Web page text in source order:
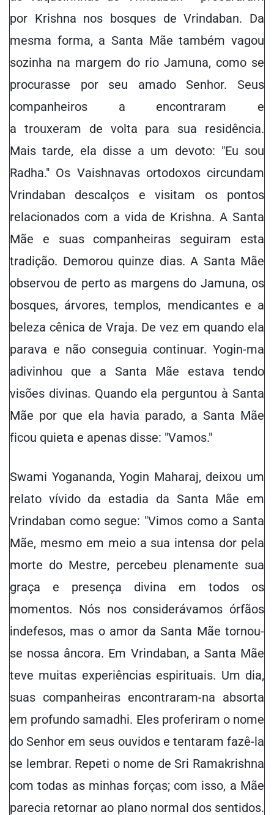
por Krishna nos bosques de Vrindaban. Da
mesma forma, a Santa Mãe também vagou
sozinha na margem do rio Jamuna, como se
procurasse por seu amado Senhor. Seus
companheiros a encontraram e
a trouxeram de volta para sua residência.
Mais tarde, ela disse a um devoto: "Eu sou
Radha." Os Vaishnavas ortodoxos circundam
Vrindaban descalços e visitam os pontos
relacionados com a vida de Krishna. A Santa
Mãe e suas companheiras seguiram esta
tradição. Demorou quinze dias. A Santa Mãe
observou de perto as margens do Jamuna, os
bosques, árvores, templos, mendicantes e a
beleza cênica de Vraja. De vez em quando ela
parava e não conseguia continuar. Yogin-ma
adivinhou que a Santa Mãe estava tendo
visões divinas. Quando ela perguntou à Santa
Mãe por que ela havia parado, a Santa Mãe
ficou quieta e apenas disse: "Vamos."
Swami Yogananda, Yogin Maharaj, deixou um
relato vívido da estadia da Santa Mãe em
Vrindaban como segue: "Vimos como a Santa
Mãe, mesmo em meio a sua intensa dor pela
morte do Mestre, percebeu plenamente sua
graça e presença divina em todos os
momentos. Nós nos considerávamos órfãos
indefesos, mas o amor da Santa Mãe tornou-
se nossa âncora. Em Vrindaban, a Santa Mãe
teve muitas experiências espirituais. Um dia,
suas companheiras encontraram-na absorta
em profundo samadhi. Eles proferiram o nome
do Senhor em seus ouvidos e tentaram fazê-la
se lembrar. Repeti o nome de Sri Ramakrishna
com todas as minhas forças; com isso, a Mãe
parecia retornar ao plano normal dos sentidos.